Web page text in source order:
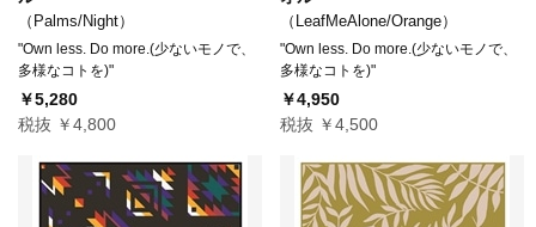
（Palms/Night）
"Own less. Do more.(少ないモノで、
多様なコトを)"
￥5,280
税抜 ￥4,800
（LeafMeAlone/Orange）
"Own less. Do more.(少ないモノで、
多様なコトを)"
￥4,950
税抜 ￥4,500